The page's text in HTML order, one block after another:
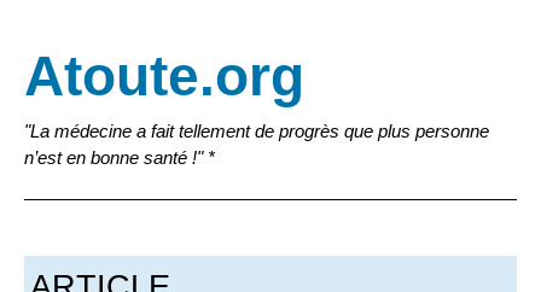
Atoute.org
"La médecine a fait tellement de progrès que plus personne
n’est en bonne santé !" *